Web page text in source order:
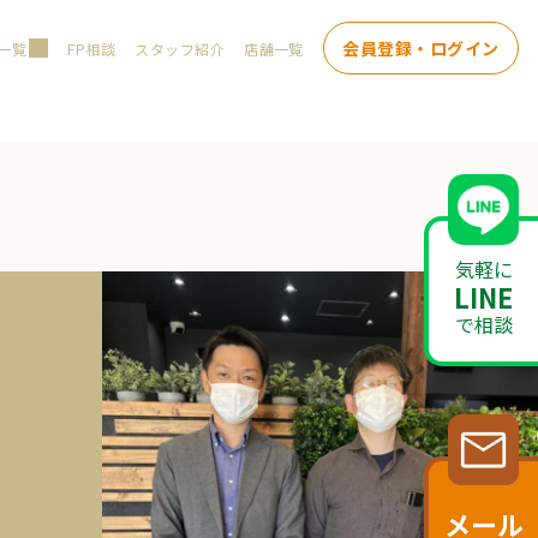
覧 FP相談 スタッフ紹介 店舗一覧 会員登録・ログイン
気軽に
LINE
で相談
メール